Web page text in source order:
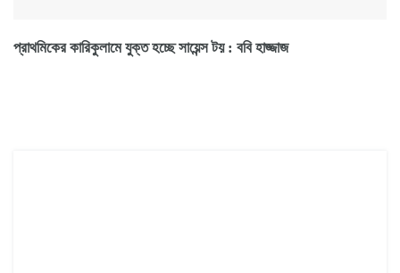
প্রাথমিকের কারিকুলামে যুক্ত হচ্ছে সায়েন্স টয় : ববি হাজ্জাজ